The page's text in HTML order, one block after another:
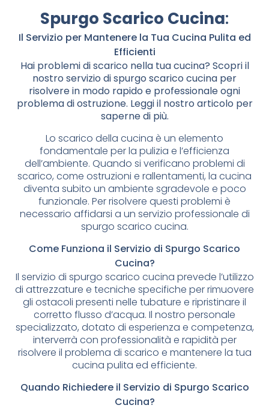
Spurgo Scarico Cucina:
Il Servizio per Mantenere la Tua Cucina Pulita ed
Efficienti
Hai problemi di scarico nella tua cucina? Scopri il
nostro servizio di spurgo scarico cucina per
risolvere in modo rapido e professionale ogni
problema di ostruzione. Leggi il nostro articolo per
saperne di più.
Lo scarico della cucina è un elemento
fondamentale per la pulizia e l’efficienza
dell’ambiente. Quando si verificano problemi di
scarico, come ostruzioni e rallentamenti, la cucina
diventa subito un ambiente sgradevole e poco
funzionale. Per risolvere questi problemi è
necessario affidarsi a un servizio professionale di
spurgo scarico cucina.
Come Funziona il Servizio di Spurgo Scarico
Cucina?
Il servizio di spurgo scarico cucina prevede l’utilizzo
di attrezzature e tecniche specifiche per rimuovere
gli ostacoli presenti nelle tubature e ripristinare il
corretto flusso d’acqua. Il nostro personale
specializzato, dotato di esperienza e competenza,
interverrà con professionalità e rapidità per
risolvere il problema di scarico e mantenere la tua
cucina pulita ed efficiente.
Quando Richiedere il Servizio di Spurgo Scarico
Cucina?